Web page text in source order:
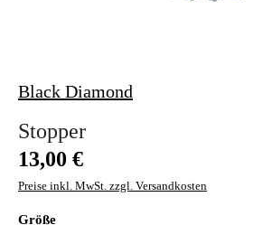
Black Diamond
Stopper
Regulärer Preis:
13,00 €
Preise inkl. MwSt. zzgl. Versandkosten
Größeauswählen